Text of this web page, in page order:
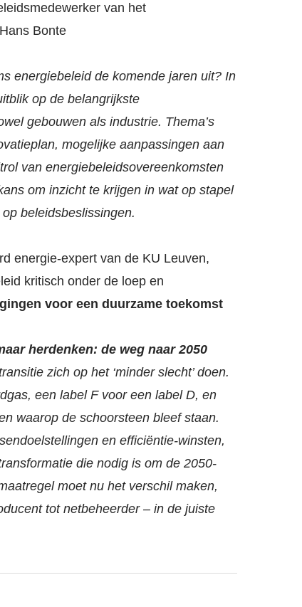
van het
Bonte
energiebeleid de komende jaren uit? In
op de belangrijkste
gebouwen als industrie. Thema’s
mogelijke aanpassingen aan
van energiebeleidsovereenkomsten
om inzicht te krijgen in wat op stapel
beleidsbeslissingen.
energie-expert van de KU Leuven,
kritisch onder de loep en
voor een duurzame toekomst
herdenken: de weg naar 2050
zich op het ‘minder slecht’ doen.
een label F voor een label D, en
waarop de schoorsteen bleef staan.
en efficiëntie-winsten,
die nodig is om de 2050-
moet nu het verschil maken,
tot netbeheerder – in de juiste